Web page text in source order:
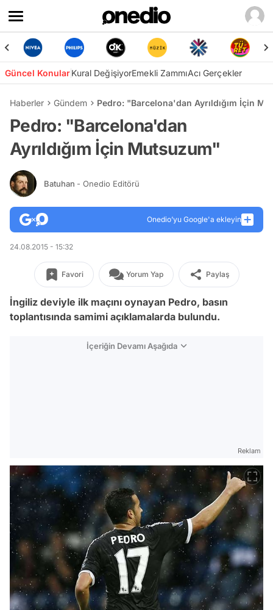
Güncel KonularKural DeğişiyorEmekli ZammıAcı Gerçekler
Haberler Gündem Pedro: "Barcelona'dan Ayrıldığım İçin
Pedro: "Barcelona'dan
Ayrıldığım İçin Mutsuzum"
Batuhan - Onedio Editörü
Onedio’yu Google'a ekleyin
24.08.2015 - 15:32
Favori Yorum Yap Paylaş
İngiliz deviyle ilk maçını oynayan Pedro, basın
toplantısında samimi açıklamalarda bulundu.
İçeriğin Devamı Aşağıda
Reklam